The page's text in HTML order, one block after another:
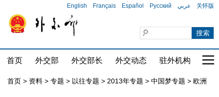
English Français Español Русский عربي 关怀版
首页 外交部 外交部长 外交动态 驻外机构 国
首页 > 资料 > 专题 > 以往专题 > 2013年专题 > 中国梦专题 > 欧洲